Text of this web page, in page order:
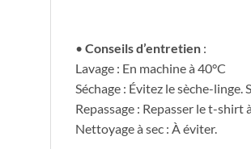
• Conseils d’entretien :
Lavage : En machine à 40°C
Séchage : Évitez le sèche-linge.
Repassage : Repasser le t-shirt
Nettoyage à sec : À éviter.